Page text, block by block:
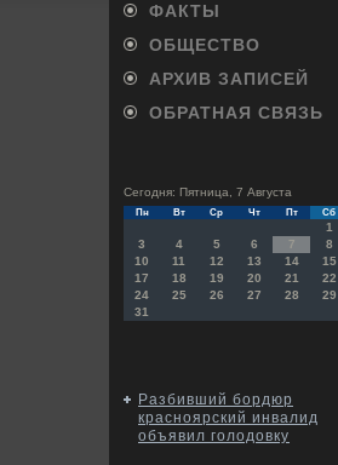
ФАКТЫ
ОБЩЕСТВО
АРХИВ ЗАПИСЕЙ
ОБРАТНАЯ СВЯЗЬ
Сегодня: Пятница, 7 Августа
Пн Вт Ср Чт Пт Сб
1
3
4 5 6 7 8
10
11 12 13 14 15
17
18 19 20 21 22
24
25 26 27 28 29
31
Разбивший бордюр
красноярский инвалид
объявил голодовку